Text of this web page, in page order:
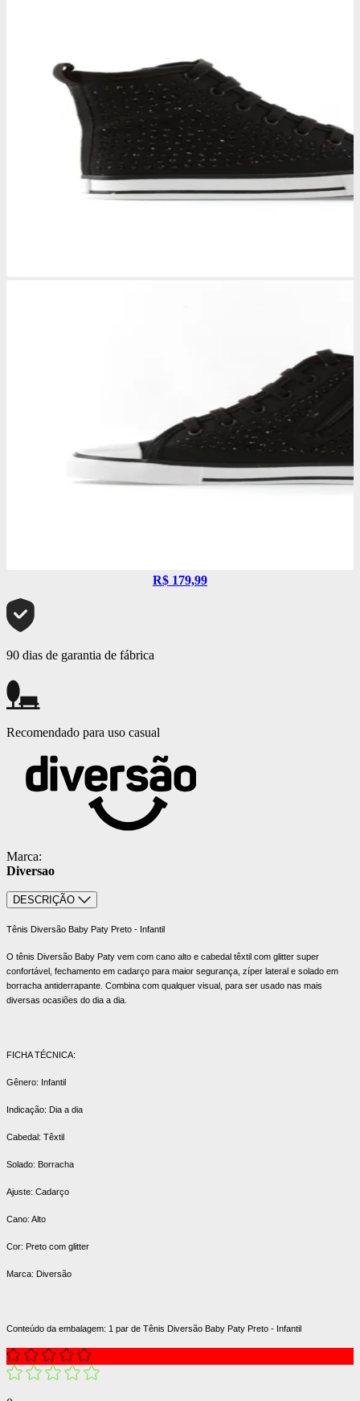
R$ 179,99
90 dias de garantia de fábrica
Recomendado para uso casual
Marca:
Diversao
DESCRIÇÃO
Tênis Diversão Baby Paty Preto - Infantil
O tênis Diversão Baby Paty vem com cano alto e cabedal têxtil com glitter super
confortável, fechamento em cadarço para maior segurança, zíper lateral e solado em
borracha antiderrapante. Combina com qualquer visual, para ser usado nas mais
diversas ocasiões do dia a dia.
FICHA TÉCNICA:
Gênero: Infantil
Indicação: Dia a dia
Cabedal: Têxtil
Solado: Borracha
Ajuste: Cadarço
Cano: Alto
Cor: Preto com glitter
Marca: Diversão
Conteúdo da embalagem: 1 par de Tênis Diversão Baby Paty Preto - Infantil